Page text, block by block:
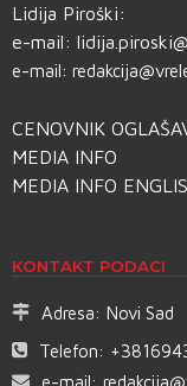
Lidija Piroški:
e-mail:
e-mail:
CENOVNIK
MEDIA INFO
MEDIA INFO
KONTAKT PODACI
Adresa: Novi Sad
Telefon:
e-mail: